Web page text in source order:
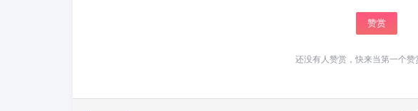
赞赏
还没有人赞赏，快来当第一个赞
课程⋘点击
Up高手！咨